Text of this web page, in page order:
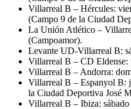
Villarreal B – Hércules:
(Campo 9 de la Ciudad
La Unión Atlético –
(Campoamor).
Levante UD-Villarreal B:
Villarreal B – CD Eldense:
Villarreal B – Andorra:
Villarreal B – Espanyol B:
la Ciudad Deportiva José
Villarreal B – Ibiza: